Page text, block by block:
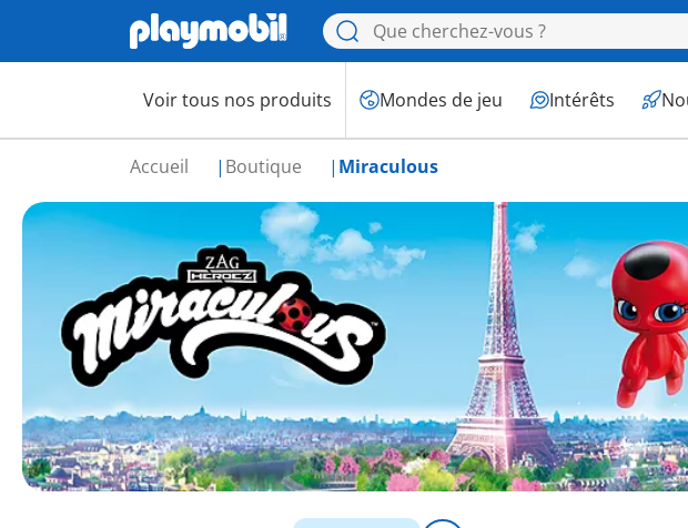
Voir tous nos produits Mondes de jeu Intérêts
Accueil Boutique Miraculous